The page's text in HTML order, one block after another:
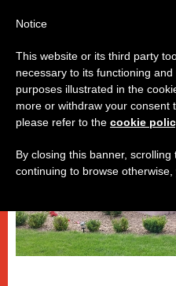
DICASTERI
Notice
This website or its third party
necessary to its functioning
purposes illustrated in the
more or withdraw your consent
please refer to the cookie
By closing this banner,
continuing to browse